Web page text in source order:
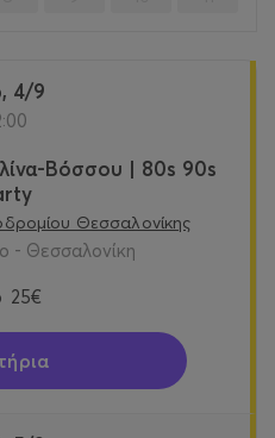
4/9
Βόσσου | 80s 90s
Θεσσαλονίκης
- Θεσσαλονίκη
25€